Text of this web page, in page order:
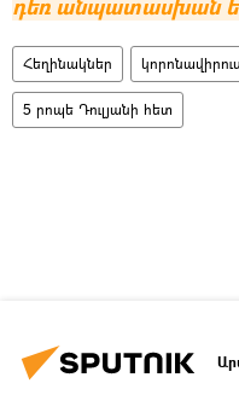
դեռ անպատասխան
Հեղինակներ կորոնավիրուս
5 րոպե Դուլյանի հետ